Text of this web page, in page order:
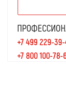
+7 499 229-
+7 800 100-78-